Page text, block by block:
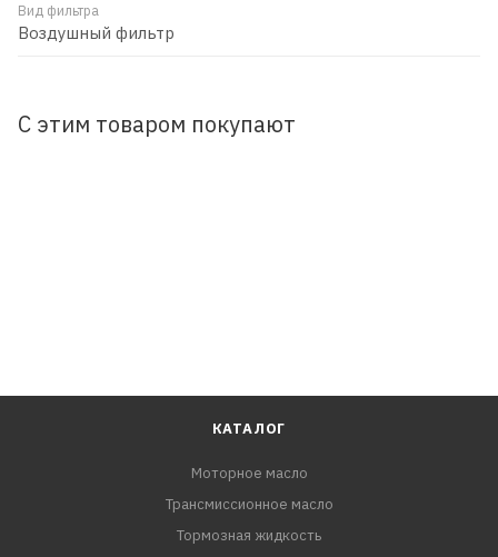
Вид фильтра
Воздушный фильтр
С этим товаром покупают
КАТАЛОГ
Моторное масло
Трансмиссионное масло
Тормозная жидкость